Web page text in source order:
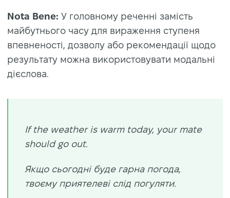
Nota Bene: У головному реченні замість
майбутнього часу для вираження ступеня
впевненості, дозволу або рекомендації щодо
результату можна використовувати модальні
дієслова.
If the weather is warm today, your mate
should go out.
Якщо сьогодні буде гарна погода,
твоєму приятелеві слід погуляти.